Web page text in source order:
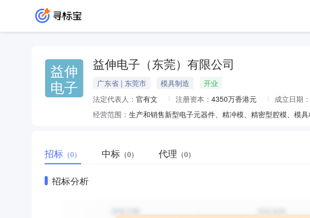
益伸
电子
益伸电子（东莞）有限公司
广东省 | 东莞市 模具制造
开业
法定代表人： 官有文 注册资本： 4350万香港元 成立日期：
经营范围：
招标 （0） 中标 （0） 代理 （0）
招标分析